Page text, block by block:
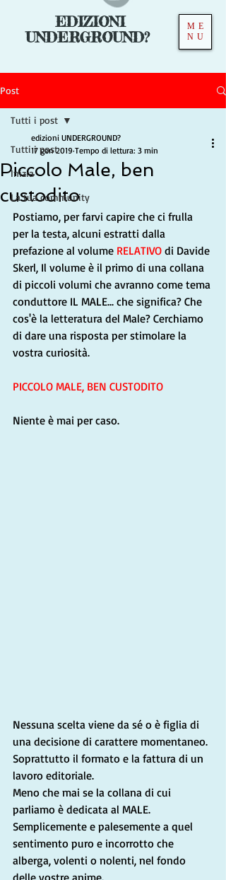
EDIZIONI
UNDERGROUND?
ME
NU
Post
Tutti i post
Inizia
La tua community
Tutti i post
Piccolo Male, ben
custodito
edizioni UNDERGROUND?
17 gen 2019 Tempo di lettura: 3 min
Postiamo, per farvi capire che ci frulla
per la testa, alcuni estratti dalla
prefazione al volume RELATIVO di Davide
Skerl, Il volume è il primo di una collana
di piccoli volumi che avranno come tema
conduttore IL MALE... che significa? Che
cos'è la letteratura del Male? Cerchiamo
di dare una risposta per stimolare la
vostra curiosità.
PICCOLO MALE, BEN CUSTODITO
Niente è mai per caso.
Nessuna scelta viene da sé o è figlia di
una decisione di carattere momentaneo.
Soprattutto il formato e la fattura di un
lavoro editoriale.
Meno che mai se la collana di cui
parliamo è dedicata al MALE.
Semplicemente e palesemente a quel
sentimento puro e incorrotto che
alberga, volenti o nolenti, nel fondo